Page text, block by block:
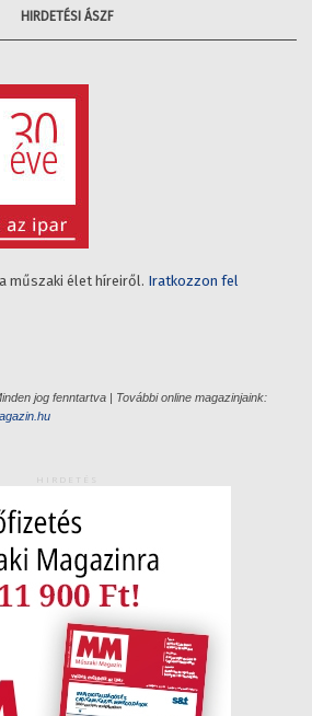
HIRDETÉSI ÁSZF
műszaki élet híreiről. Iratkozzon fel
jog fenntartva | További online magazinjaink:
HIRDETÉS